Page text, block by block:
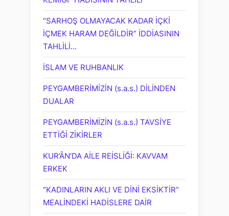
“SARHOŞ OLMAYACAK KADAR İÇKİ
İÇMEK HARAM DEĞİLDİR” İDDİASININ
TAHLİLİ…
İSLAM VE RUHBANLIK
PEYGAMBERİMİZİN (s.a.s.) DİLİNDEN
DUALAR
PEYGAMBERİMİZİN (s.a.s.) TAVSİYE
ETTİĞİ ZİKİRLER
KUR’ÂN’DA AİLE REİSLİĞİ: KAVVAM
ERKEK
“KADINLARIN AKLI VE DİNİ EKSİKTİR”
MEALİNDEKİ HADİSLERE DAİR